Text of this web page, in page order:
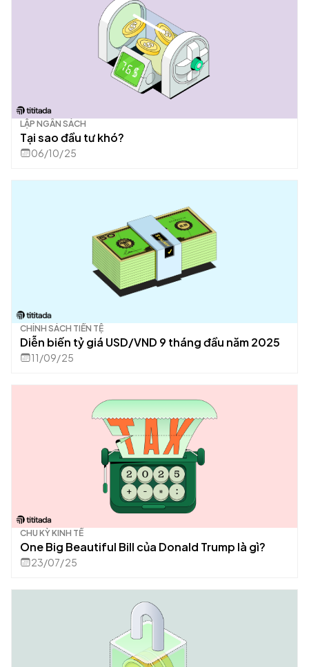
LẬP NGÂN SÁCH
Tại sao đầu tư khó?
06/10/25
CHÍNH SÁCH TIỀN TỆ
Diễn biến tỷ giá USD/VND 9 tháng đầu năm 2025
11/09/25
CHU KỲ KINH TẾ
One Big Beautiful Bill của Donald Trump là gì?
23/07/25